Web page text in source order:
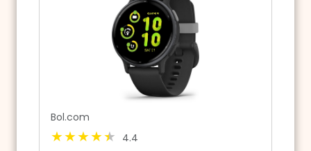
Bol.com
4.4